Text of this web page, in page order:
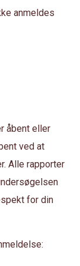
anmeldes
åbent eller
ved at
Alle rapporter
for din